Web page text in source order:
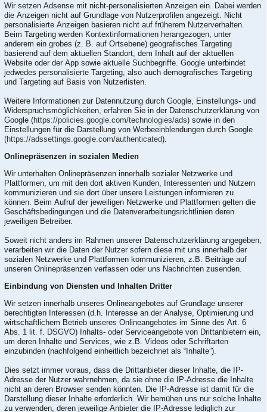
Wir setzen Adsense mit nicht-personalisierten Anzeigen ein. Dabei werden
die Anzeigen nicht auf Grundlage von Nutzerprofilen angezeigt. Nicht
personalisierte Anzeigen basieren nicht auf früherem Nutzerverhalten.
Beim Targeting werden Kontextinformationen herangezogen, unter
anderem ein grobes (z. B. auf Ortsebene) geografisches Targeting
basierend auf dem aktuellen Standort, dem Inhalt auf der aktuellen
Website oder der App sowie aktuelle Suchbegriffe. Google unterbindet
jedwedes personalisierte Targeting, also auch demografisches Targeting
und Targeting auf Basis von Nutzerlisten.
Weitere Informationen zur Datennutzung durch Google, Einstellungs- und
Widerspruchsmöglichkeiten, erfahren Sie in der Datenschutzerklärung von
Google (https://policies.google.com/technologies/ads) sowie in den
Einstellungen für die Darstellung von Werbeeinblendungen durch Google
(https://adssettings.google.com/authenticated).
Onlinepräsenzen in sozialen Medien
Wir unterhalten Onlinepräsenzen innerhalb sozialer Netzwerke und
Plattformen, um mit den dort aktiven Kunden, Interessenten und Nutzern
kommunizieren und sie dort über unsere Leistungen informieren zu
können. Beim Aufruf der jeweiligen Netzwerke und Plattformen gelten die
Geschäftsbedingungen und die Datenverarbeitungsrichtlinien deren
jeweiligen Betreiber.
Soweit nicht anders im Rahmen unserer Datenschutzerklärung angegeben,
verarbeiten wir die Daten der Nutzer sofern diese mit uns innerhalb der
sozialen Netzwerke und Plattformen kommunizieren, z.B. Beiträge auf
unseren Onlinepräsenzen verfassen oder uns Nachrichten zusenden.
Einbindung von Diensten und Inhalten Dritter
Wir setzen innerhalb unseres Onlineangebotes auf Grundlage unserer
berechtigten Interessen (d.h. Interesse an der Analyse, Optimierung und
wirtschaftlichem Betrieb unseres Onlineangebotes im Sinne des Art. 6
Abs. 1 lit. f. DSGVO) Inhalts- oder Serviceangebote von Drittanbietern ein,
um deren Inhalte und Services, wie z.B. Videos oder Schriftarten
einzubinden (nachfolgend einheitlich bezeichnet als “Inhalte”).
Dies setzt immer voraus, dass die Drittanbieter dieser Inhalte, die IP-
Adresse der Nutzer wahrnehmen, da sie ohne die IP-Adresse die Inhalte
nicht an deren Browser senden könnten. Die IP-Adresse ist damit für die
Darstellung dieser Inhalte erforderlich. Wir bemühen uns nur solche Inhalte
zu verwenden, deren jeweilige Anbieter die IP-Adresse lediglich zur